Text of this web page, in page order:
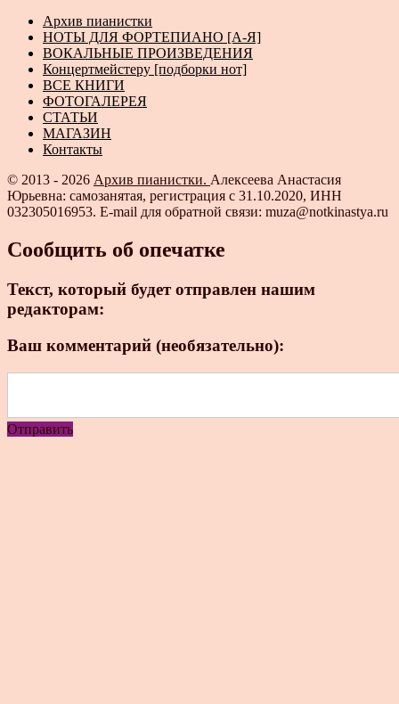
Архив пианистки
НОТЫ ДЛЯ ФОРТЕПИАНО [А-Я]
ВОКАЛЬНЫЕ ПРОИЗВЕДЕНИЯ
Концертмейстеру [подборки нот]
ВСЕ КНИГИ
ФОТОГАЛЕРЕЯ
СТАТЬИ
МАГАЗИН
Контакты
© 2013 - 2026 Архив пианистки. Алексеева Анастасия
Юрьевна: самозанятая, регистрация с 31.10.2020, ИНН
032305016953. E-mail для обратной связи: muza@notkinastya.ru
Сообщить об опечатке
Текст, который будет отправлен нашим
редакторам:
Ваш комментарий (необязательно):
Отправить